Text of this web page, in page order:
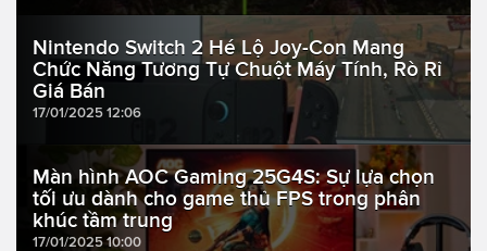
Nintendo Switch 2 Hé Lộ Joy-Con Mang
Chức Năng Tương Tự Chuột Máy Tính, Rò Rỉ
Giá Bán
17/01/2025 12:06
Màn hình AOC Gaming 25G4S: Sự lựa chọn
tối ưu dành cho game thủ FPS trong phân
khúc tầm trung
17/01/2025 10:00